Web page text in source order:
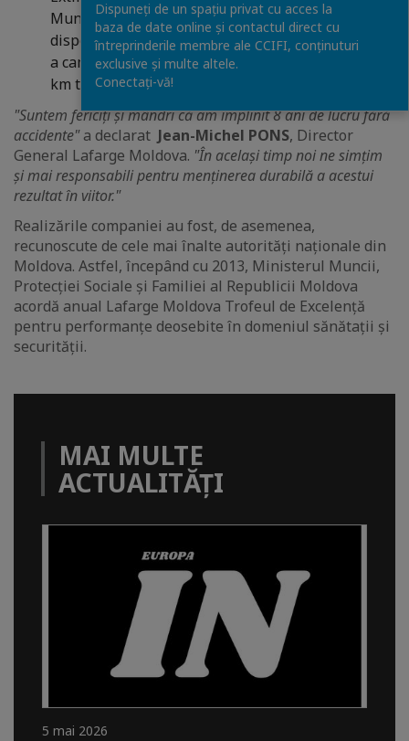
Muncă dincolo de şantierele noastre. Peste 100
dispozitive GPS monitorizează viteza de circulaţie
a camioanelor care au parcurs peste 30 millioane
km timp de 8 ani în condiţii de securitate.
"Suntem fericiţi şi mândri că am împlinit 8 ani de lucru fără
accidente"a declarat Jean-Michel PONS, Director
General Lafarge Moldova. "În acelaşi timp noi ne simţim
şi mai responsabili pentru menţinerea durabilă a acestui
rezultat în viitor."
Realizările companiei au fost, de asemenea,
recunoscute de cele mai înalte autorități naționale din
Moldova. Astfel, începând cu 2013, Ministerul Muncii,
Protecției Sociale și Familiei al Republicii Moldova
acordă anual Lafarge Moldova Trofeul de Excelenţă
pentru performanţe deosebite în domeniul sănătaţii și
securităţii.
MAI MULTE
ACTUALITĂȚI
5 mai 2026
Dispuneți de un spațiu privat cu acces la
baza de date online și contactul direct cu
întreprinderile membre ale CCIFI, conținuturi
exclusive și multe altele.
Conectați-vă!